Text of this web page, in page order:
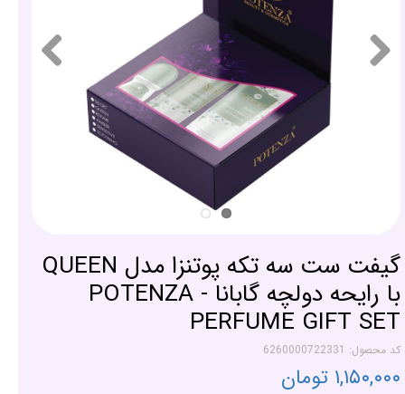
گیفت ست سه تکه پوتنزا مدل QUEEN
با رایحه دولچه گابانا - POTENZA
PERFUME GIFT SET
کد محصول: 6260000722331
۱,۱۵۰,۰۰۰ تومان